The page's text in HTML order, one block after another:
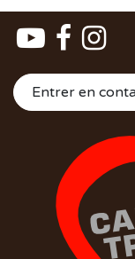
Entrer en